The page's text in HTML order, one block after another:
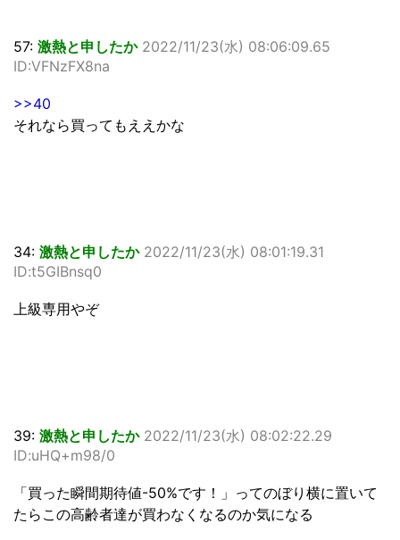
57: 激熱と申したか 2022/11/23(水) 08:06:09.65
ID:VFNzFX8na
>>40
それなら買ってもええかな
34: 激熱と申したか 2022/11/23(水) 08:01:19.31
ID:t5GIBnsq0
上級専用やぞ
39: 激熱と申したか 2022/11/23(水) 08:02:22.29
ID:uHQ+m98/0
「買った瞬間期待値-50%です！」ってのぼり横に置いて
たらこの高齢者達が買わなくなるのか気になる